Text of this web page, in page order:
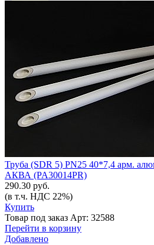
Труба (SDR 5) PN25 40*7,4 арм.
АКВА (PA30014PR)
290.30 руб.
(в т.ч. НДС 22%)
Купить
Товар под заказ Арт: 32588
Перейти в корзину
Добавлено